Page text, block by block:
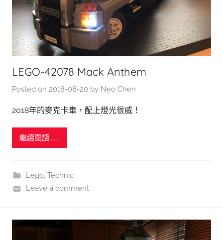
LEGO-42078 Mack Anthem
Posted on 2018-08-20 by Neo Chen
2018年的麥克卡車，配上燈光很威！
繼續閱讀.......
Lego, Technic
Leave a comment